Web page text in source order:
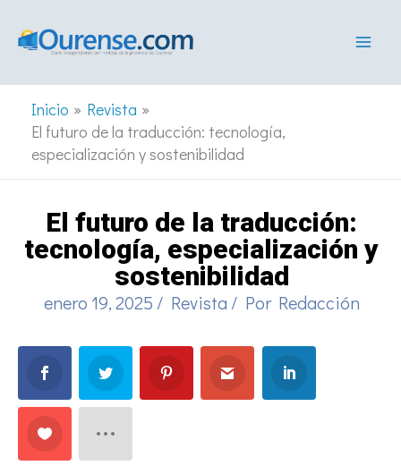
Inicio
Revista
El futuro de la traducción: tecnología,
especialización y sostenibilidad
El futuro de la traducción:
tecnología, especialización y
sostenibilidad
enero 19, 2025 / Revista / Por Redacción